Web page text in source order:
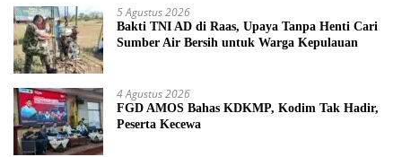
5 Agustus 2026
Bakti TNI AD di Raas, Upaya Tanpa Henti Cari
Sumber Air Bersih untuk Warga Kepulauan
4 Agustus 2026
FGD AMOS Bahas KDKMP, Kodim Tak Hadir,
Peserta Kecewa